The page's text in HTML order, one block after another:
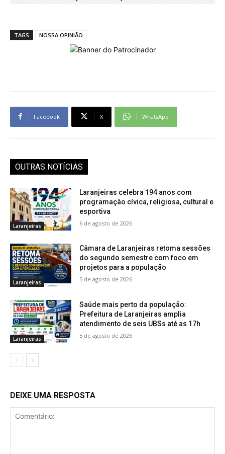
TAGS NOSSA OPINIÃO
Facebook X WhatsApp
OUTRAS NOTÍCIAS
Laranjeiras
Laranjeiras celebra 194 anos com
programação cívica, religiosa, cultural e
esportiva
6 de agosto de 2026
Laranjeiras
Câmara de Laranjeiras retoma sessões
do segundo semestre com foco em
projetos para a população
5 de agosto de 2026
Laranjeiras
Saúde mais perto da população:
Prefeitura de Laranjeiras amplia
atendimento de seis UBSs até as 17h
5 de agosto de 2026
DEIXE UMA RESPOSTA